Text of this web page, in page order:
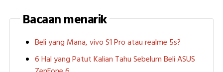
Bacaan menarik
Beli yang Mana, vivo S1 Pro atau realme 5s?
6 Hal yang Patut Kalian Tahu Sebelum Beli ASUS